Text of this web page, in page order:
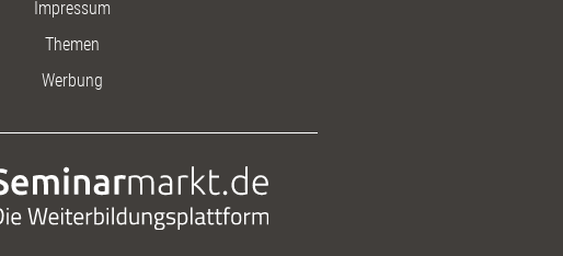
Impressum
Themen
Werbung